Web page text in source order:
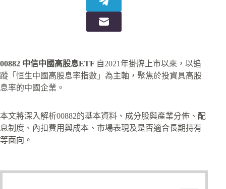
00882 中信中國高股息ETF 自2021年掛牌上市以來，以追
蹤「恒生中國高股息率指數」為主軸，聚焦於投資具高股
息率的中國企業。
本文將深入解析00882的基本資料、成分股與產業分佈、配
息制度、內扣費用與成本、市場表現及是否適合長期持有
等面向。